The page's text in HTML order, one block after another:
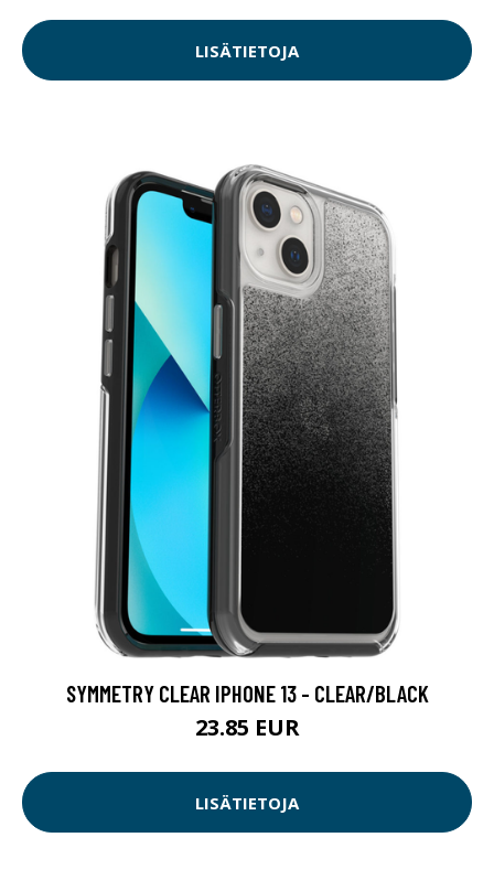
LISÄTIETOJA
SYMMETRY CLEAR IPHONE 13 - CLEAR/BLACK
23.85 EUR
LISÄTIETOJA